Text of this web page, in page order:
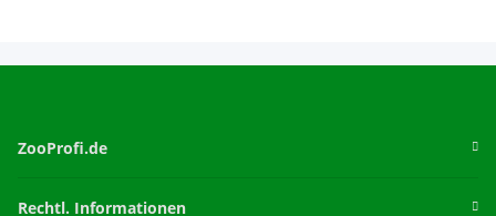
ZooProfi.de
Rechtl. Informationen